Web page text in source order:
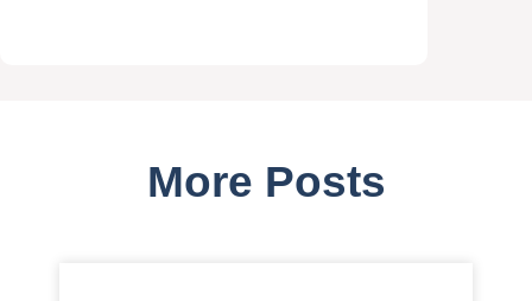
More Posts